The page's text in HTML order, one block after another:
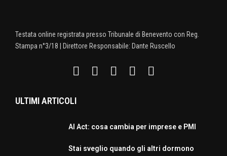
Testata online registrata presso Tribunale di Benevento con Reg.
Stampa n°3/18 | Direttore Responsabile: Dante Ruscello
ULTIMI ARTICOLI
AI Act: cosa cambia per imprese e PMI
Stai sveglio quando gli altri dormono